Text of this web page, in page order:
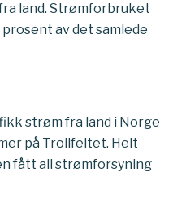
land. Strømforbruket
av det samlede
strøm fra land i Norge
på Trollfeltet. Helt
fått all strømforsyning